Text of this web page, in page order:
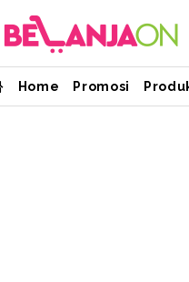
Home Promosi